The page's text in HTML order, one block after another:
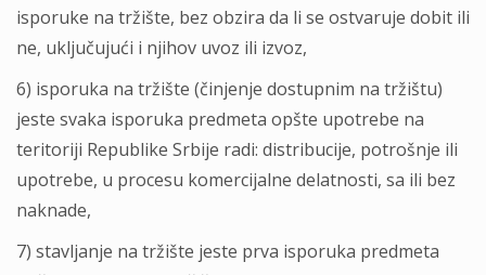
isporuke na tržište, bez obzira da li se ostvaruje dobit ili
ne, uklјučujući i njihov uvoz ili izvoz,
6) isporuka na tržište (činjenje dostupnim na tržištu)
jeste svaka isporuka predmeta opšte upotrebe na
teritoriji Republike Srbije radi: distribucije, potrošnje ili
upotrebe, u procesu komercijalne delatnosti, sa ili bez
naknade,
7) stavlјanje na tržište jeste prva isporuka predmeta